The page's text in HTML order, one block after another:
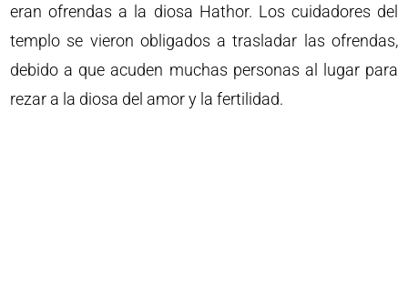
eran ofrendas a la diosa Hathor. Los cuidadores del
templo se vieron obligados a trasladar las ofrendas,
debido a que acuden muchas personas al lugar para
rezar a la diosa del amor y la fertilidad.